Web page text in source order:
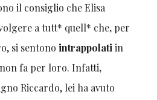
il consiglio che Elisa
a tutt* quell* che,per
si sentono intrappolati in
fa per loro. Infatti,
Riccardo, lei ha avuto